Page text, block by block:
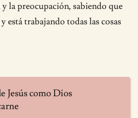
y la preocupación, sabiendo que
está trabajando todas las cosas
Jesús como Dios